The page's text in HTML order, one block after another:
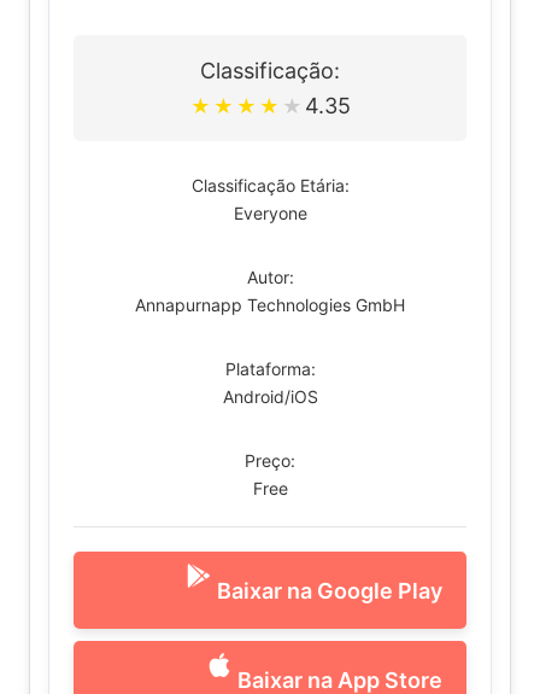
Classificação:
★ ★ ★ ★ ★ 4.35
Classificação Etária:
Everyone
Autor:
Annapurnapp Technologies GmbH
Plataforma:
Android/iOS
Preço:
Free
Baixar na Google Play
Baixar na App Store